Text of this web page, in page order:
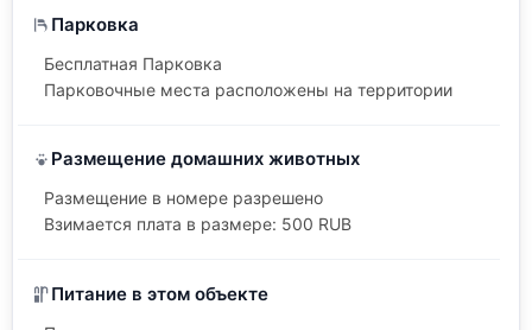
Парковка
Бесплатная Парковка
Парковочные места расположены на территории
Размещение домашних животных
Размещение в номере разрешено
Взимается плата в размере: 500 RUB
Питание в этом объекте